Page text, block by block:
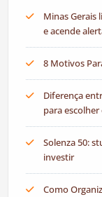
Minas Gerais
e acende
8 Motivos
Diferença
para
Solenza 50:
investir
Como